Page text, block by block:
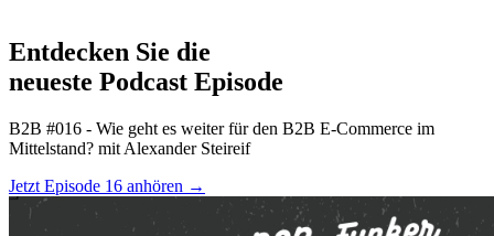
Entdecken Sie die
neueste Podcast Episode
B2B #016 - Wie geht es weiter für den B2B E-Commerce im
Mittelstand? mit Alexander Steireif
Jetzt Episode 16 anhören →